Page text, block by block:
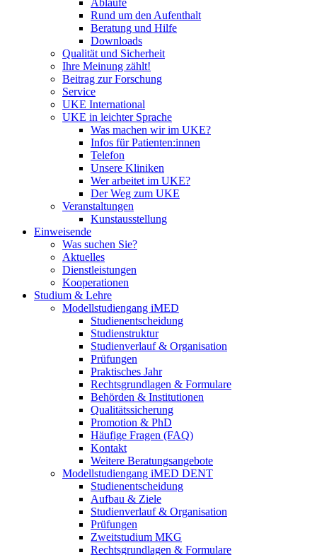
Abläufe
Rund um den Aufenthalt
Beratung und Hilfe
Downloads
Qualität und Sicherheit
Ihre Meinung zählt!
Beitrag zur Forschung
Service
UKE International
UKE in leichter Sprache
Was machen wir im UKE?
Infos für Patienten:innen
Telefon
Unsere Kliniken
Wer arbeitet im UKE?
Der Weg zum UKE
Veranstaltungen
Kunstausstellung
Einweisende
Was suchen Sie?
Aktuelles
Dienstleistungen
Kooperationen
Studium & Lehre
Modellstudiengang iMED
Studienentscheidung
Studienstruktur
Studienverlauf & Organisation
Prüfungen
Praktisches Jahr
Rechtsgrundlagen & Formulare
Behörden & Institutionen
Qualitätssicherung
Promotion & PhD
Häufige Fragen (FAQ)
Kontakt
Weitere Beratungsangebote
Modellstudiengang iMED DENT
Studienentscheidung
Aufbau & Ziele
Studienverlauf & Organisation
Prüfungen
Zweitstudium MKG
Rechtsgrundlagen & Formulare